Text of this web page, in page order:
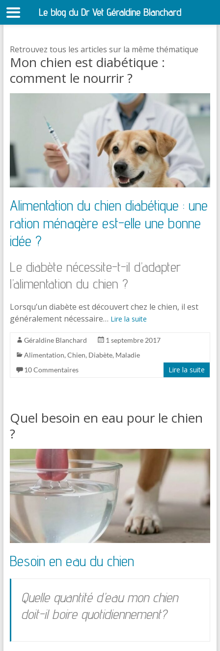
Retrouvez tous les articles sur la même thématique
Mon chien est diabétique :
comment le nourrir ?
Alimentation du chien diabétique : une
ration ménagère est-elle une bonne
idée ?
Le diabète nécessite-t-il d’adapter
l’alimentation du chien ?
Lorsqu’un diabète est découvert chez le chien, il est
généralement nécessaire… Lire la suite
Géraldine Blanchard
1 septembre 2017
Alimentation, Chien, Diabète, Maladie
10 Commentaires
Lire la suite
Quel besoin en eau pour le chien
?
Besoin en eau du chien
Quelle quantité d’eau mon chien
doit-il boire quotidiennement?
Le blog du Dr Vet Géraldine Blanchard